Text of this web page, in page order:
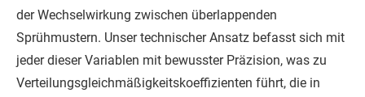
der Wechselwirkung zwischen überlappenden
Sprühmustern. Unser technischer Ansatz befasst sich mit
jeder dieser Variablen mit bewusster Präzision, was zu
Verteilungsgleichmäßigkeitskoeffizienten führt, die in